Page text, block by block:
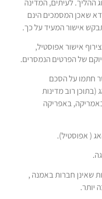
ההליך. לעיתים, המדינה
שאכן המסמכים הינם
תבקש אישור המעיד על כך.
אישור אפוסטיל,
של הפרטים הנמסרים.
חתמו על הסכם
רוב מדינות
באפריקה
שאינן חברות באמנה ,
יותר.